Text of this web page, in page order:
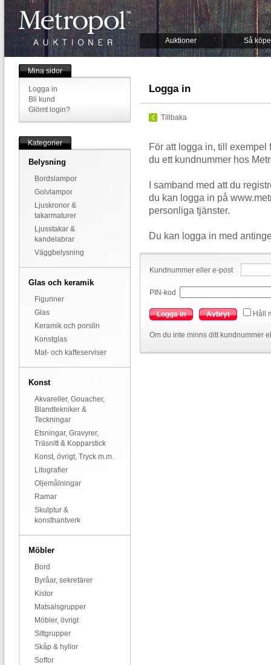
Auktioner Så
Mina sidor
Logga in
Bli kund
Glömt login?
Kategorier
Belysning
Bordslampor
Golvlampor
Ljuskronor &
takarmaturer
Ljusstakar &
kandelabrar
Väggbelysning
Glas och keramik
Figuriner
Glas
Keramik och porslin
Konstglas
Mat- och kaffeserviser
Konst
Akvareller, Gouacher,
Blandtekniker &
Teckningar
Etsningar, Gravyrer,
Träsnitt & Kopparstick
Konst, övrigt, Tryck m.m.
Litografier
Oljemålningar
Ramar
Skulptur &
konsthantverk
Möbler
Bord
Byråar, sekretärer
Kistor
Matsalsgrupper
Möbler, övrigt
Sittgrupper
Skåp & hyllor
Soffor
Logga in
Tillbaka
För att logga in, till exempel
du ett kundnummer hos
I samband med att du
du kan logga in på
personliga tjänster.
Du kan logga in med
Kundnummer eller e-post
PIN-kod
Logga in Avbryt Håll
Om du inte minns ditt kundnummer